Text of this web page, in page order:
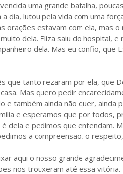
uma grande batalha,
dia, lutou pela vida com uma
orações estavam com ela, mas
dela. Eliza saiu do hospital,
dela. Mas eu confio, que
que tanto rezaram por ela, que
Mas quero pedir
e também ainda não quer,
e esperamos que por todos,
dela e pedimos que entendam.
a compreensão, o
aqui o nosso grande
nos trouxeram até essa